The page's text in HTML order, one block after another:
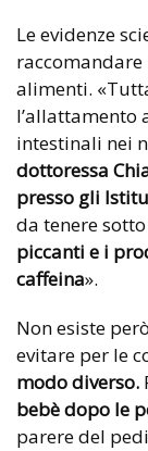
Le evidenze
alimenti.
intestinali nei
dottoressa
presso gli
da tenere
piccanti e i
caffeina».
Non esiste
evitare per le
modo diverso.
bebè dopo le
parere del